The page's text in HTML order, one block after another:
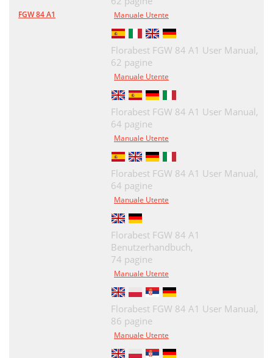
FGW 84 A1 Manuale Utente
Florabest FGW 84 A1 User Manual,
62 pagine
Manuale Utente
Florabest FGW 84 A1 User Manual,
64 pagine
Manuale Utente
Florabest FGW 84 A1 User Manual,
64 pagine
Manuale Utente
Florabest FGW 84 A1
Benutzerhandbuch,
74 pagine
Manuale Utente
Florabest FGW 84 A1 User Manual,
86 pagine
Manuale Utente